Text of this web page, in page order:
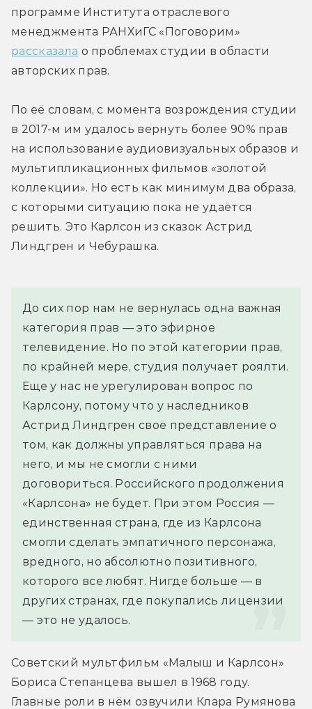
программе Института отраслевого
рассказала о проблемах студии в области
авторских прав.
По её словам, с момента возрождения студии
в 2017-м им удалось вернуть более 90% прав
на использование аудиовизуальных образов и
мультипликационных фильмов «золотой
коллекции». Но есть как минимум два образа,
с которыми ситуацию пока не удаётся
решить. Это Карлсон из сказок Астрид
Линдгрен и Чебурашка.
До сих пор нам не вернулась одна важная
категория прав — это эфирное
телевидение. Но по этой категории прав,
по крайней мере, студия получает роялти.
Еще у нас не урегулирован вопрос по
Карлсону, потому что у наследников
Астрид Линдгрен своё представление о
том, как должны управляться права на
него, и мы не смогли с ними
договориться. Российского продолжения
«Карлсона» не будет. При этом Россия —
единственная страна, где из Карлсона
смогли сделать эмпатичного персонажа,
вредного, но абсолютно позитивного,
которого все любят. Нигде больше — в
других странах, где покупались лицензии
— это не удалось.
Советский мультфильм «Малыш и Карлсон»
Бориса Степанцева вышел в 1968 году.
Главные роли в нём озвучили Клара Румянова